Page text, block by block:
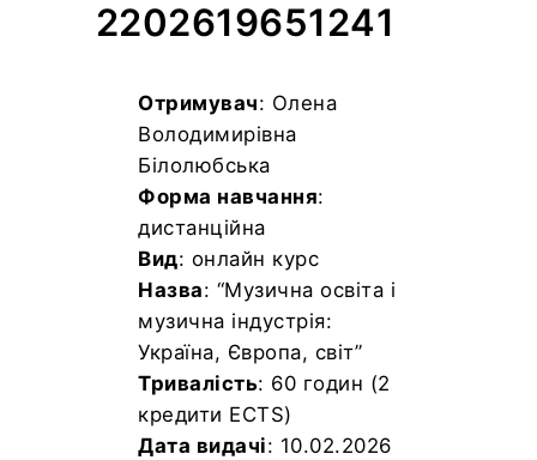
2202619651241
Отримувач: Олена
Володимирівна
Білолюбська
Форма навчання:
дистанційна
Вид: онлайн курс
Назва: “Музична освіта і
музична індустрія:
Україна, Європа, світ”
Тривалість: 60 годин (2
кредити ECTS)
Дата видачі: 10.02.2026